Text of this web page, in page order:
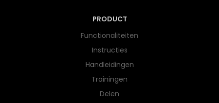
PRODUCT
Functionaliteiten
Instructies
Handleidingen
Trainingen
Delen